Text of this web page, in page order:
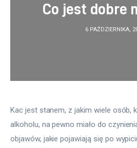
Dom i ogród
Więcej
Co jest dobre
6 PAŹDZIERNIKA,
Kac jest stanem, z jakim wiele osób,
alkoholu, na pewno miało do
objawów, jakie pojawiają się po